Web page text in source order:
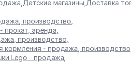
Детские магазины Доставка
производство
прокат, аренда
производство
кормления - продажа, производство
Lego - продажа